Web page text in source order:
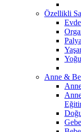
Özellikli
Anne &